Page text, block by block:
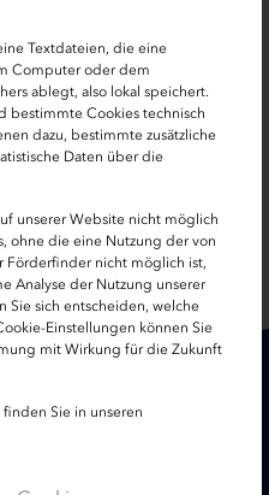
Textdateien, die eine
Computer oder dem
ablegt, also lokal speichert.
bestimmte Cookies technisch
dazu, bestimmte zusätzliche
Daten über die
unserer Website nicht möglich
ohne die eine Nutzung der von
Förderfinder nicht möglich ist,
Analyse der Nutzung unserer
Sie sich entscheiden, welche
Einstellungen können Sie
mit Wirkung für die Zukunft
Sie in unseren
Treasury